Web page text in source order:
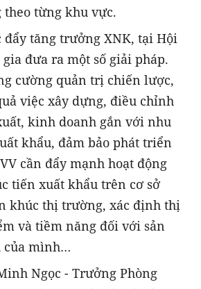
từng khu vực.
đẩy tăng trưởng XNK, tại Hội
đưa ra một số giải pháp.
cường quản trị chiến lược,
việc xây dựng, điều chỉnh
kinh doanh gắn với nhu
khẩu, đảm bảo phát triển
cần đẩy mạnh hoạt động
tiến xuất khẩu trên cơ sở
khúc thị trường, xác định thị
và tiềm năng đối với sản
của mình…
Ngọc - Trưởng Phòng